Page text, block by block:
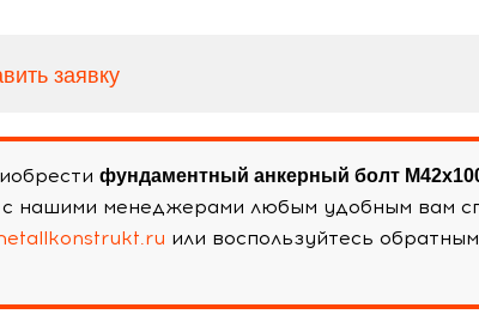
заявку
фундаментный анкерный болт
нашими менеджерами любым удобным вам
или воспользуйтесь